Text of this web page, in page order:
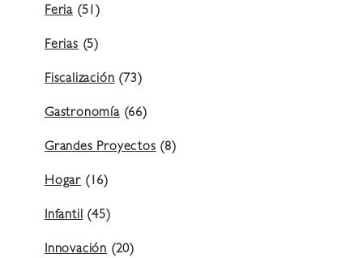
Feria (51)
Ferias(5)
Fiscalización(73)
Gastronomía(66)
Grandes Proyectos(8)
Hogar (16)
Infantil(45)
Innovación (20)